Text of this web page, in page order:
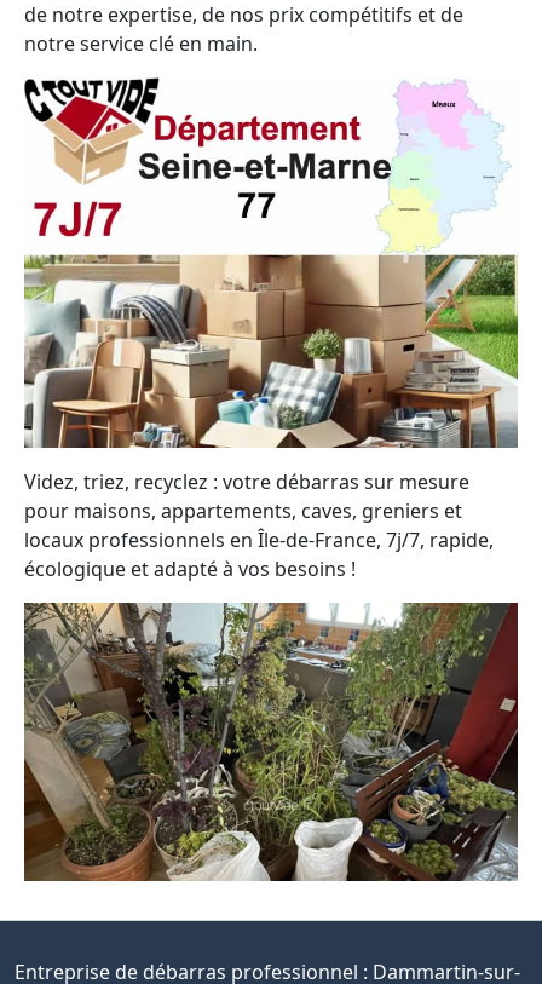
de notre expertise, de nos prix compétitifs et de
notre service clé en main.
Videz, triez, recyclez : votre débarras sur mesure
pour maisons, appartements, caves, greniers et
locaux professionnels en Île-de-France, 7j/7, rapide,
écologique et adapté à vos besoins !
Entreprise de débarras professionnel : Dammartin-sur-